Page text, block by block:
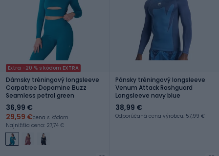
Extra -20 % s kódom EXTRA
Dámsky tréningový longsleeve
Carpatree Dopamine Buzz
Seamless petrol green
36,99 €
29,59 €cena s kódom
Najnižšia cena: 27,74 €
Pánsky tréningový longsleeve
Venum Attack Rashguard
Longsleeve navy blue
38,99 €
Odporúčaná cena výrobcu: 57,99 €